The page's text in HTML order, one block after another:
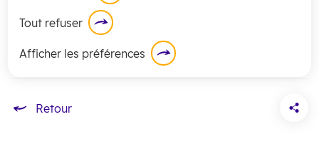
Afficher les préférences
Tout refuser
Passeport
Accueil